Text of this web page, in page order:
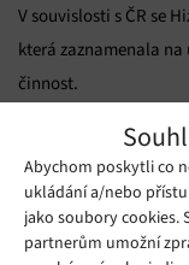
Abychom poskytli co
ukládání a/nebo
jako soubory cookies.
partnerům umožní
V souvislosti s ČR se
která zaznamenala
činnost.
Zdroj: ceskenoviny.cz
Mohlo